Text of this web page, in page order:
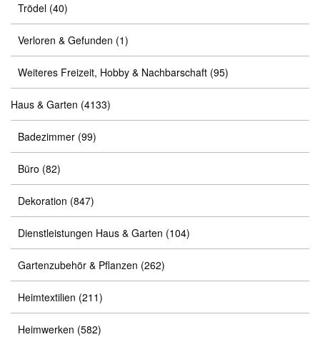
Trödel (40)
Verloren & Gefunden (1)
Weiteres Freizeit, Hobby & Nachbarschaft (95)
Haus & Garten (4133)
Badezimmer (99)
Büro (82)
Dekoration (847)
Dienstleistungen Haus & Garten (104)
Gartenzubehör & Pflanzen (262)
Heimtextilien (211)
Heimwerken (582)